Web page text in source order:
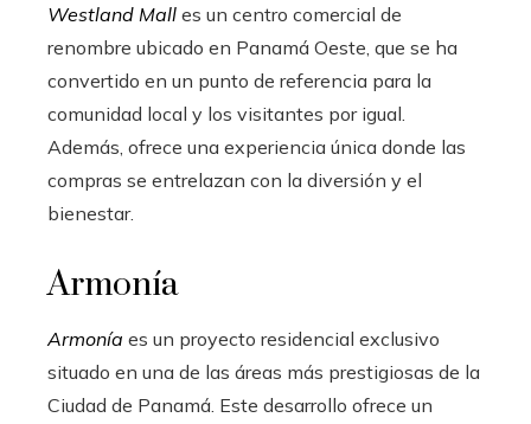
Westland Mall es un centro comercial de
renombre ubicado en Panamá Oeste, que se ha
convertido en un punto de referencia para la
comunidad local y los visitantes por igual.
Además, ofrece una experiencia única donde las
compras se entrelazan con la diversión y el
bienestar.
Armonía
Armonía es un proyecto residencial exclusivo
situado en una de las áreas más prestigiosas de la
Ciudad de Panamá. Este desarrollo ofrece un